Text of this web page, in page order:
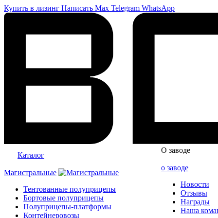
Купить в лизинг Написать Max Telegram WhatsApp
Каталог
Магистральные
Тентованные полуприцепы
Бортовые полуприцепы
Полуприцепы-платформы
Контейнеровозы
О заводе
о заводе
Новости
Отзывы
Награды
Наша